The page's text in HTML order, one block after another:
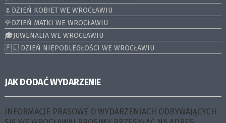
🌷DZIEŃ KOBIET WE WROCŁAWIU
🌹DZIEŃ MATKI WE WROCŁAWIU
🎓JUWENALIA WE WROCŁAWIU
🇵🇱 DZIEŃ NIEPODLEGŁOŚCI WE WROCŁAWIU
JAK DODAĆ WYDARZENIE
INFORMACJE PRASOWE O WYDARZENIACH ODBYWAJĄCYCH